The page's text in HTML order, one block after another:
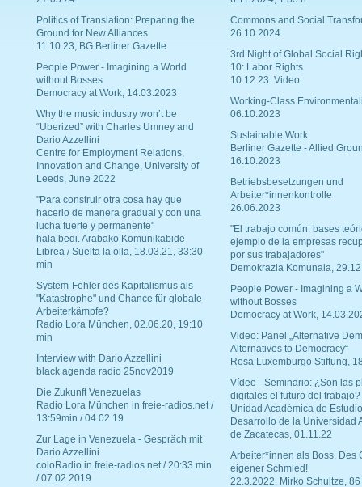
Politics of Translation: Preparing the
Ground for New Alliances
11.10.23, BG Berliner Gazette
People Power - Imagining a World
without Bosses
Democracy at Work, 14.03.2023
Why the music industry won’t be
“Uberized” with Charles Umney and
Dario Azzellini
Centre for Employment Relations,
Innovation and Change, University of
Leeds, June 2022
"Para construir otra cosa hay que
hacerlo de manera gradual y con una
lucha fuerte y permanente"
hala bedi. Arabako Komunikabide
Librea / Suelta la olla, 18.03.21, 33:30
min
System-Fehler des Kapitalismus als
"Katastrophe" und Chance für globale
Arbeiterkämpfe?
Radio Lora München, 02.06.20, 19:10
min
Interview with Dario Azzellini
black agenda radio 25nov2019
Die Zukunft Venezuelas
Radio Lora München in freie-radios.net /
13:59min / 04.02.19
Zur Lage in Venezuela - Gespräch mit
Dario Azzellini
coloRadio in freie-radios.net / 20:33 min
/ 07.02.2019
Commons and Social
26.10.2024
3rd Night of Global Social
10: Labor Rights
10.12.23. Video
Working-Class
06.10.2023
Sustainable Work
Berliner Gazette - Allied
16.10.2023
Betriebsbesetzungen und
Arbeiter*innenkontrolle
26.06.2023
"El trabajo común: bases
ejemplo de la empresas
por sus trabajadores"
Demokrazia Komunala,
People Power - Imagining a
without Bosses
Democracy at Work,
Video: Panel „Alternative
Alternatives to Democracy“
Rosa Luxemburgo Stiftung,
Vídeo - Seminario: ¿Son las
digitales el futuro del trabajo?
Unidad Académica de
Desarrollo de la Universidad
de Zacatecas, 01.11.22
Arbeiter*innen als Boss. Des
eigener Schmied!
22.3.2022, Mirko Schultze, 86